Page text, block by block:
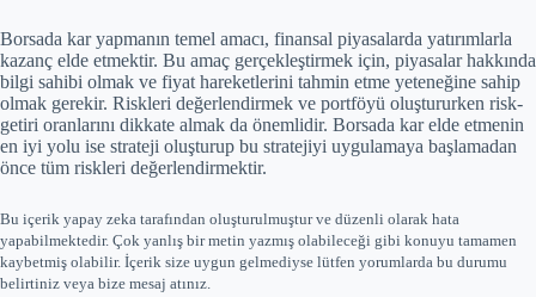
Borsada kar yapmanın temel amacı, finansal piyasalarda yatırımlarla
kazanç elde etmektir. Bu amaç gerçekleştirmek için, piyasalar hakkında
bilgi sahibi olmak ve fiyat hareketlerini tahmin etme yeteneğine sahip
olmak gerekir. Riskleri değerlendirmek ve portföyü oluştururken risk-
getiri oranlarını dikkate almak da önemlidir. Borsada kar elde etmenin
en iyi yolu ise strateji oluşturup bu stratejiyi uygulamaya başlamadan
önce tüm riskleri değerlendirmektir.
Bu içerik yapay zeka tarafından oluşturulmuştur ve düzenli olarak hata
yapabilmektedir. Çok yanlış bir metin yazmış olabileceği gibi konuyu tamamen
kaybetmiş olabilir. İçerik size uygun gelmediyse lütfen yorumlarda bu durumu
belirtiniz veya bize mesaj atınız.